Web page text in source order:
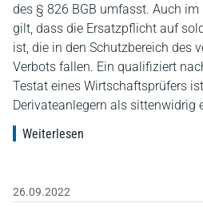
des § 826 BGB umfasst. Auch
gilt, dass die Ersatzpflicht auf
ist, die in den Schutzbereich des
Verbots fallen. Ein qualifiziert
Testat eines Wirtschaftsprüfers
Derivateanlegern als sittenwidrig
Weiterlesen
26.09.2022